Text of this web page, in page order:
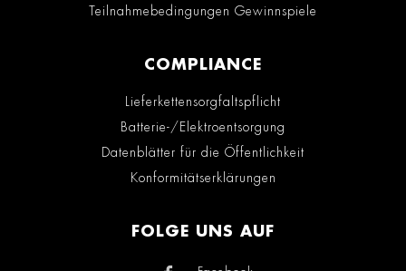
Teilnahmebedingungen Gewinnspiele
COMPLIANCE
Lieferkettensorgfaltspflicht
Batterie-/Elektroentsorgung
Datenblätter für die Öffentlichkeit
Konformitätserklärungen
FOLGE UNS AUF